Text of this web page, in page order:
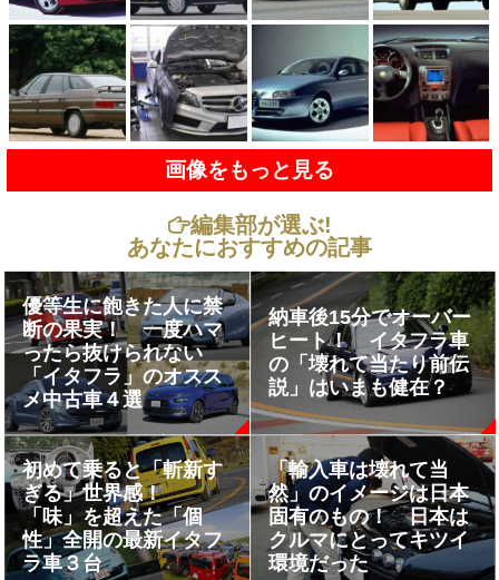
画像をもっと見る
編集部が選ぶ!
あなたにおすすめの記事
優等生に飽きた人に禁
断の果実！ 一度ハマ
ったら抜けられない
「イタフラ」のオスス
メ中古車４選
納車後15分でオーバー
ヒート！ イタフラ車
の「壊れて当たり前伝
説」はいまも健在？
初めて乗ると「斬新す
ぎる」世界感！
「味」を超えた「個
性」全開の最新イタフ
ラ車３台
「輸入車は壊れて当
然」のイメージは日本
固有のもの！ 日本は
クルマにとってキツイ
環境だった